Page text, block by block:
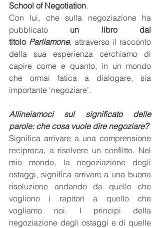
School of Negotiation.
Con lui, che sulla negoziazione ha
pubblicato un libro dal
titolo Parliamone, attraverso il racconto
della sua esperienza cerchiamo di
capire come e quanto, in un mondo
che ormai fatica a dialogare, sia
importante ‘negoziare’.
Allineiamoci sul significato delle
parole: che cosa vuole dire negoziare?
Significa arrivare a una comprensione
reciproca, a risolvere un conflitto. Nel
mio mondo, la negoziazione degli
ostaggi, significa arrivare a una buona
risoluzione andando da quello che
vogliono i rapitori a quello che
vogliamo noi. I principi della
negoziazione degli ostaggi e di quelle